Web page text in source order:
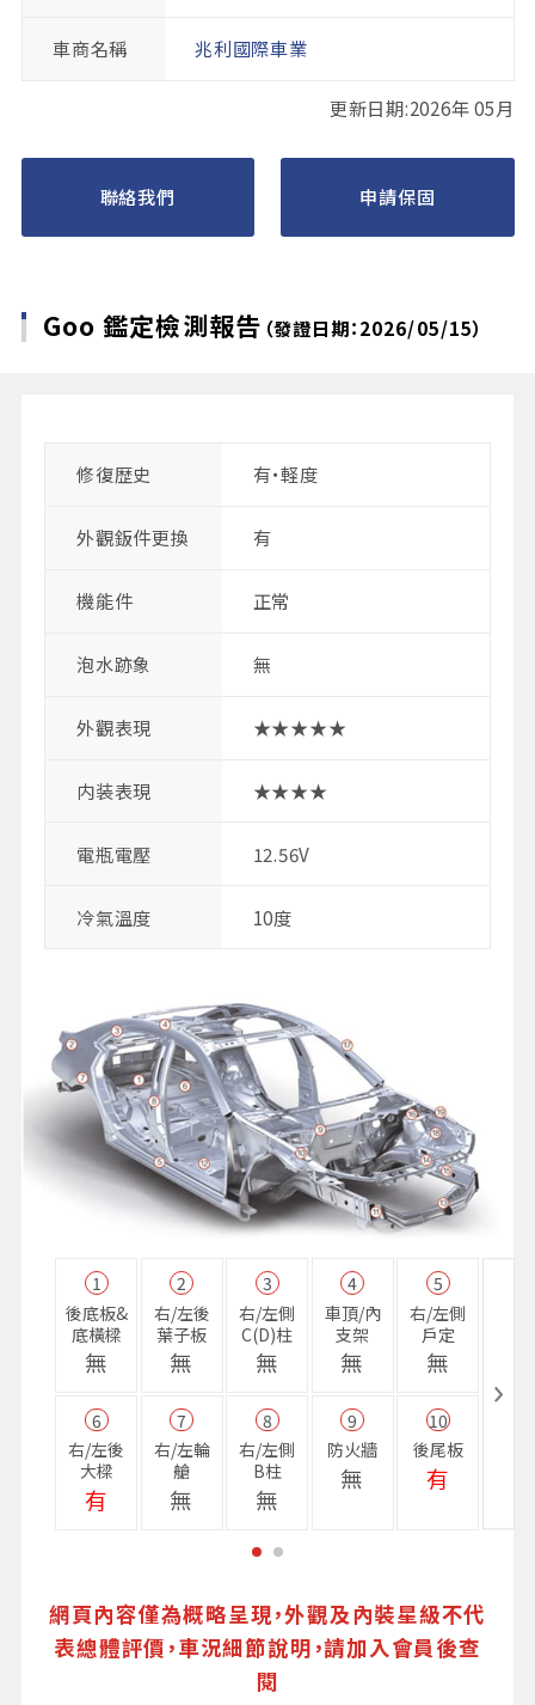
車商名稱 兆利國際車業
更新日期:2026年 05月
聯絡我們 申請保固
Goo 鑑定檢測報告 （發證日期：2026/05/15）
修復歴史 有・軽度
外觀鈑件更換 有
機能件 正常
泡水跡象 無
外觀表現 ★★★★★
内装表現 ★★★★
電瓶電壓 12.56V
冷氣溫度 10度
1
後底板&
底橫樑
無
2
右/左後
葉子板
無
3
右/左側
C(D)柱
無
4
車頂/內
支架
無
5
右/左側
戶定
無
6
右/左後
大樑
有
7
右/左輪
艙
無
8
右/左側
B柱
無
9
防火牆
無
10
後尾板
有
網頁內容僅為概略呈現，外觀及內裝星級不代
表總體評價，車況細節說明，請加入會員後查
閱